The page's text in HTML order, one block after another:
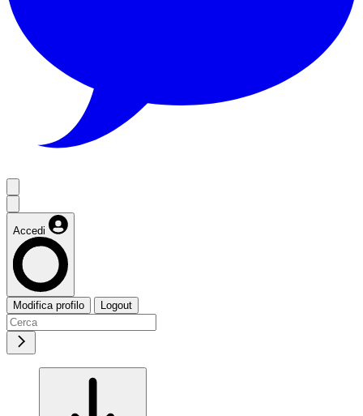
Accedi
Modifica profilo Logout